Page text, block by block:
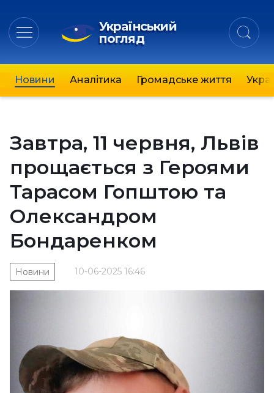
Український
погляд
Новини Аналітика Громадське життя
Завтра, 11 червня, Львів
прощається з Героями
Тарасом Гопштою та
Олександром
Бондаренком
10-06-2025 16:46
Новини